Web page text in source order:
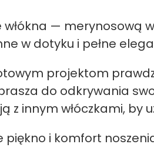
włókna — merynosową
w dotyku i pełne
projektom
do odkrywania
z innym włóczkami, by
i komfort